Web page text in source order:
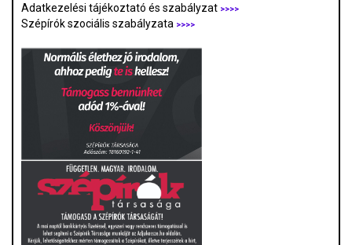
Adatkezelési tájékoztató és szabályzat >>>>
Szépírók szociális szabályzata >>>>